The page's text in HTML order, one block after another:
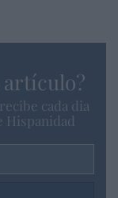
artículo?
cada dia
Hispanidad